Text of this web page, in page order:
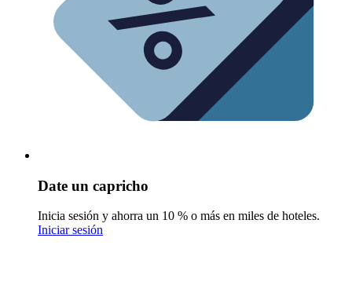
Date un capricho
Inicia sesión y ahorra un 10 % o más en miles de hoteles.
Iniciar sesión